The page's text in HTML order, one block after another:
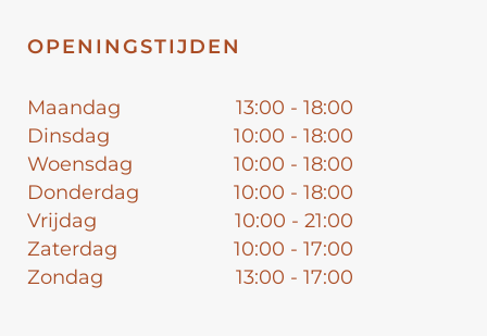
OPENINGSTIJDEN
Maandag
13:00 - 18:00
Dinsdag
10:00 - 18:00
Woensdag
10:00 - 18:00
Donderdag
10:00 - 18:00
Vrijdag
10:00 - 21:00
Zaterdag
10:00 - 17:00
Zondag
13:00 - 17:00